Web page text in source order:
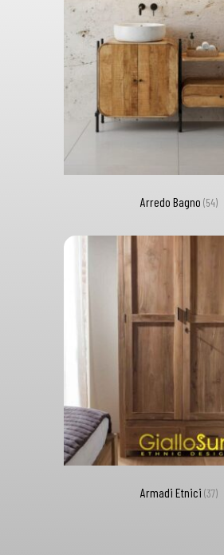
Arredo Bagno (54)
Armadi Etnici (37)